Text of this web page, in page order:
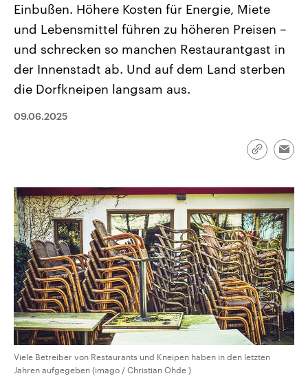
Aktuelle Beiträge, Analysen und
Hintergründe
Wirtschaftlich und militärisch
gehören die Vereinigten Staaten zu
den mächtigsten Ländern der Erde,
mit großem Einfluss auf das
aktuelle Weltgeschehen.
Nahostkonflikt
Aktuelle Lage und
Der Überfall der
Terrororganisation Hamas
Oktober 2023 auf Israel
Region wieder die Gewalt
Israel möchte die Hamas
Einbußen. Höhere Kosten für Energie, Miete
und Lebensmittel führen zu höheren Preisen –
und schrecken so manchen Restaurantgast in
der Innenstadt ab. Und auf dem Land sterben
die Dorfkneipen langsam aus.
09.06.2025
Link
Viele Betreiber von Restaurants und Kneipen haben in den letzten
Jahren aufgegeben (imago / Christian Ohde )